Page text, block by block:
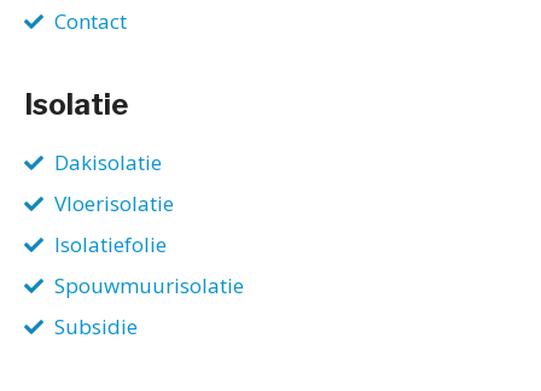
Contact
Isolatie
Dakisolatie
Vloerisolatie
Isolatiefolie
Spouwmuurisolatie
Subsidie